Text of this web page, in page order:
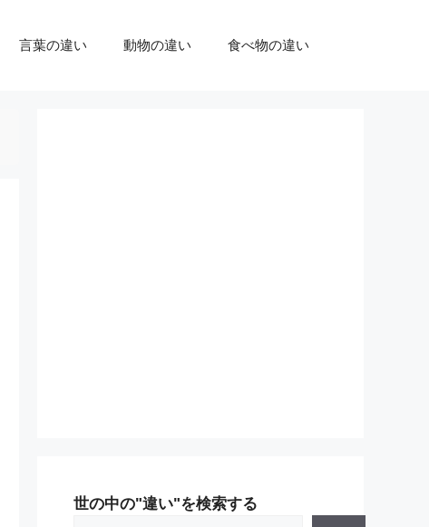
言葉の違い 動物の違い 食べ物の違い
世の中の"違い"を検索する